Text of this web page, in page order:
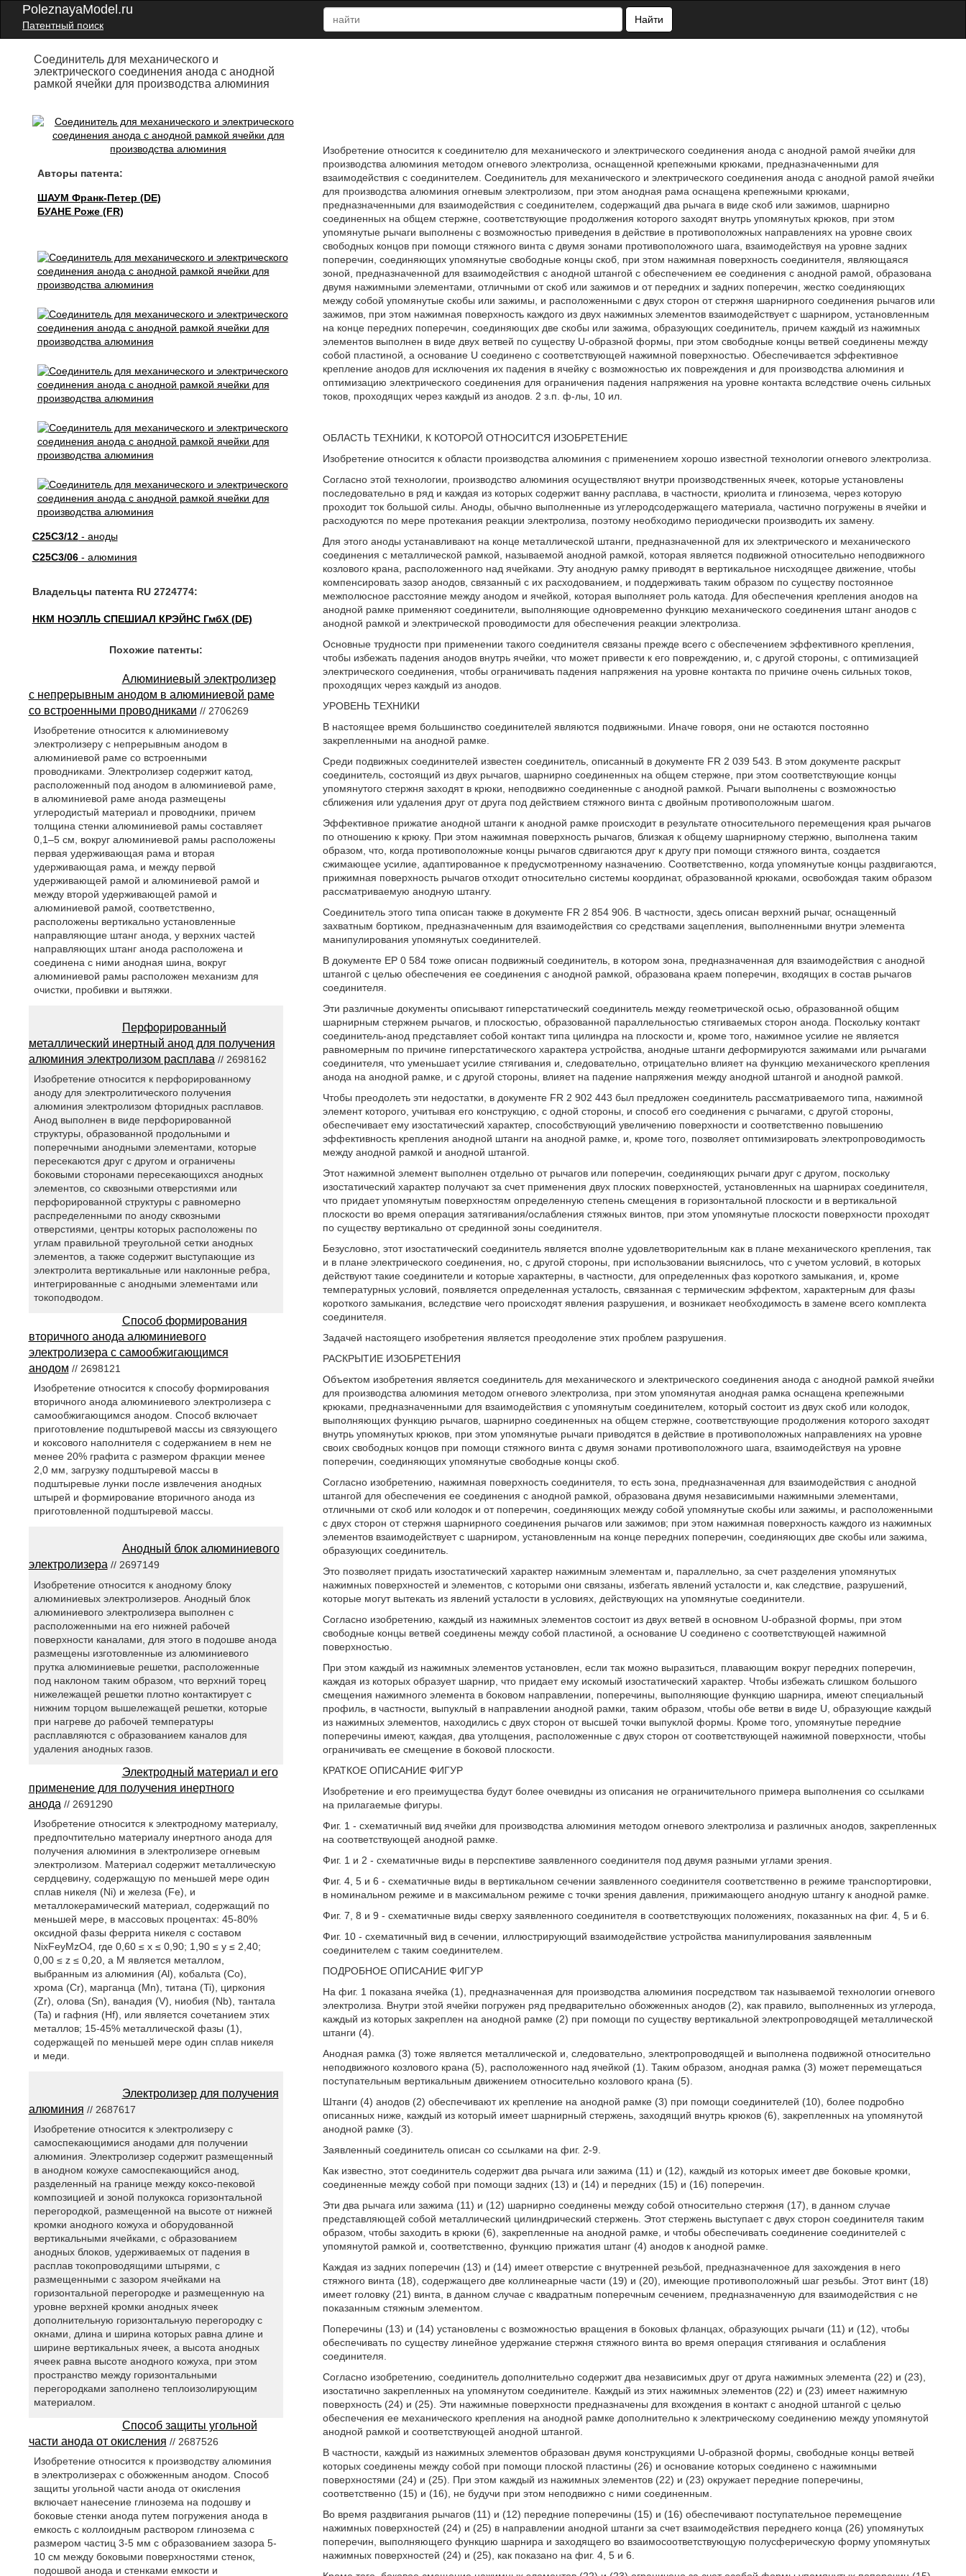
PoleznayaModel.ru
Патентный поиск
Найти
Соединитель для механического и
электрического соединения анода с анодной
рамкой ячейки для производства алюминия
Авторы патента:
ШАУМ Франк-Петер (DE)
БУАНЕ Роже (FR)
C25C3/12- аноды
C25C3/06- алюминия
Владельцы патента RU 2724774:
НКМ НОЭЛЛЬ СПЕШИАЛ КРЭЙНС ГмбХ (DE)
Изобретение относится к соединителю для механического и электрического соединения анода с анодной рамой ячейки для
производства алюминия методом огневого электролиза, оснащенной крепежными крюками, предназначенными для
взаимодействия с соединителем. Соединитель для механического и электрического соединения анода с анодной рамой ячейки
для производства алюминия огневым электролизом, при этом анодная рама оснащена крепежными крюками,
предназначенными для взаимодействия с соединителем, содержащий два рычага в виде скоб или зажимов, шарнирно
соединенных на общем стержне, соответствующие продолжения которого заходят внутрь упомянутых крюков, при этом
упомянутые рычаги выполнены с возможностью приведения в действие в противоположных направлениях на уровне своих
свободных концов при помощи стяжного винта с двумя зонами противоположного шага, взаимодействуя на уровне задних
поперечин, соединяющих упомянутые свободные концы скоб, при этом нажимная поверхность соединителя, являющаяся
зоной, предназначенной для взаимодействия с анодной штангой с обеспечением ее соединения с анодной рамой, образована
двумя нажимными элементами, отличными от скоб или зажимов и от передних и задних поперечин, жестко соединяющих
между собой упомянутые скобы или зажимы, и расположенными с двух сторон от стержня шарнирного соединения рычагов или
зажимов, при этом нажимная поверхность каждого из двух нажимных элементов взаимодействует с шарниром, установленным
на конце передних поперечин, соединяющих две скобы или зажима, образующих соединитель, причем каждый из нажимных
элементов выполнен в виде двух ветвей по существу U-образной формы, при этом свободные концы ветвей соединены между
собой пластиной, а основание U соединено с соответствующей нажимной поверхностью. Обеспечивается эффективное
крепление анодов для исключения их падения в ячейку с возможностью их повреждения и для производства алюминия и
оптимизацию электрического соединения для ограничения падения напряжения на уровне контакта вследствие очень сильных
токов, проходящих через каждый из анодов. 2 з.п. ф-лы, 10 ил.
ОБЛАСТЬ ТЕХНИКИ, К КОТОРОЙ ОТНОСИТСЯ ИЗОБРЕТЕНИЕ
Изобретение относится к области производства алюминия с применением хорошо известной технологии огневого электролиза.
Согласно этой технологии, производство алюминия осуществляют внутри производственных ячеек, которые установлены
последовательно в ряд и каждая из которых содержит ванну расплава, в частности, криолита и глинозема, через которую
проходит ток большой силы. Аноды, обычно выполненные из углеродсодержащего материала, частично погружены в ячейки и
расходуются по мере протекания реакции электролиза, поэтому необходимо периодически производить их замену.
Для этого аноды устанавливают на конце металлической штанги, предназначенной для их электрического и механического
соединения с металлической рамкой, называемой анодной рамкой, которая является подвижной относительно неподвижного
козлового крана, расположенного над ячейками. Эту анодную рамку приводят в вертикальное нисходящее движение, чтобы
компенсировать зазор анодов, связанный с их расходованием, и поддерживать таким образом по существу постоянное
межполюсное расстояние между анодом и ячейкой, которая выполняет роль катода. Для обеспечения крепления анодов на
анодной рамке применяют соединители, выполняющие одновременно функцию механического соединения штанг анодов с
анодной рамкой и электрической проводимости для обеспечения реакции электролиза.
Основные трудности при применении такого соединителя связаны прежде всего с обеспечением эффективного крепления,
чтобы избежать падения анодов внутрь ячейки, что может привести к его повреждению, и, с другой стороны, с оптимизацией
электрического соединения, чтобы ограничивать падения напряжения на уровне контакта по причине очень сильных токов,
проходящих через каждый из анодов.
УРОВЕНЬ ТЕХНИКИ
В настоящее время большинство соединителей являются подвижными. Иначе говоря, они не остаются постоянно
закрепленными на анодной рамке.
Среди подвижных соединителей известен соединитель, описанный в документе FR 2 039 543. В этом документе раскрыт
соединитель, состоящий из двух рычагов, шарнирно соединенных на общем стержне, при этом соответствующие концы
упомянутого стержня заходят в крюки, неподвижно соединенные с анодной рамкой. Рычаги выполнены с возможностью
сближения или удаления друг от друга под действием стяжного винта с двойным противоположным шагом.
Эффективное прижатие анодной штанги к анодной рамке происходит в результате относительного перемещения края рычагов
по отношению к крюку. При этом нажимная поверхность рычагов, близкая к общему шарнирному стержню, выполнена таким
образом, что, когда противоположные концы рычагов сдвигаются друг к другу при помощи стяжного винта, создается
сжимающее усилие, адаптированное к предусмотренному назначению. Соответственно, когда упомянутые концы раздвигаются,
прижимная поверхность рычагов отходит относительно системы координат, образованной крюками, освобождая таким образом
рассматриваемую анодную штангу.
Соединитель этого типа описан также в документе FR 2 854 906. В частности, здесь описан верхний рычаг, оснащенный
захватным бортиком, предназначенным для взаимодействия со средствами зацепления, выполненными внутри элемента
манипулирования упомянутых соединителей.
В документе ЕР 0 584 тоже описан подвижный соединитель, в котором зона, предназначенная для взаимодействия с анодной
штангой с целью обеспечения ее соединения с анодной рамкой, образована краем поперечин, входящих в состав рычагов
соединителя.
Эти различные документы описывают гиперстатический соединитель между геометрической осью, образованной общим
шарнирным стержнем рычагов, и плоскостью, образованной параллельностью стягиваемых сторон анода. Поскольку контакт
соединитель-анод представляет собой контакт типа цилиндра на плоскости и, кроме того, нажимное усилие не является
равномерным по причине гиперстатического характера устройства, анодные штанги деформируются зажимами или рычагами
соединителя, что уменьшает усилие стягивания и, следовательно, отрицательно влияет на функцию механического крепления
анода на анодной рамке, и с другой стороны, влияет на падение напряжения между анодной штангой и анодной рамкой.
Чтобы преодолеть эти недостатки, в документе FR 2 902 443 был предложен соединитель рассматриваемого типа, нажимной
элемент которого, учитывая его конструкцию, с одной стороны, и способ его соединения с рычагами, с другой стороны,
обеспечивает ему изостатический характер, способствующий увеличению поверхности и соответственно повышению
эффективность крепления анодной штанги на анодной рамке, и, кроме того, позволяет оптимизировать электропроводимость
между анодной рамкой и анодной штангой.
Этот нажимной элемент выполнен отдельно от рычагов или поперечин, соединяющих рычаги друг с другом, поскольку
изостатический характер получают за счет применения двух плоских поверхностей, установленных на шарнирах соединителя,
что придает упомянутым поверхностям определенную степень смещения в горизонтальной плоскости и в вертикальной
плоскости во время операция затягивания/ослабления стяжных винтов, при этом упомянутые плоскости поверхности проходят
по существу вертикально от срединной зоны соединителя.
Безусловно, этот изостатический соединитель является вполне удовлетворительным как в плане механического крепления, так
и в плане электрического соединения, но, с другой стороны, при использовании выяснилось, что с учетом условий, в которых
действуют такие соединители и которые характерны, в частности, для определенных фаз короткого замыкания, и, кроме
температурных условий, появляется определенная усталость, связанная с термическим эффектом, характерным для фазы
короткого замыкания, вследствие чего происходят явления разрушения, и возникает необходимость в замене всего комплекта
соединителя.
Задачей настоящего изобретения является преодоление этих проблем разрушения.
РАСКРЫТИЕ ИЗОБРЕТЕНИЯ
Объектом изобретения является соединитель для механического и электрического соединения анода с анодной рамкой ячейки
для производства алюминия методом огневого электролиза, при этом упомянутая анодная рамка оснащена крепежными
крюками, предназначенными для взаимодействия с упомянутым соединителем, который состоит из двух скоб или колодок,
выполняющих функцию рычагов, шарнирно соединенных на общем стержне, соответствующие продолжения которого заходят
внутрь упомянутых крюков, при этом упомянутые рычаги приводятся в действие в противоположных направлениях на уровне
своих свободных концов при помощи стяжного винта с двумя зонами противоположного шага, взаимодействуя на уровне
поперечин, соединяющих упомянутые свободные концы скоб.
Согласно изобретению, нажимная поверхность соединителя, то есть зона, предназначенная для взаимодействия с анодной
штангой для обеспечения ее соединения с анодной рамкой, образована двумя независимыми нажимными элементами,
отличными от скоб или колодок и от поперечин, соединяющих между собой упомянутые скобы или зажимы, и расположенными
с двух сторон от стержня шарнирного соединения рычагов или зажимов; при этом нажимная поверхность каждого из нажимных
элементов взаимодействует с шарниром, установленным на конце передних поперечин, соединяющих две скобы или зажима,
образующих соединитель.
Это позволяет придать изостатический характер нажимным элементам и, параллельно, за счет разделения упомянутых
нажимных поверхностей и элементов, с которыми они связаны, избегать явлений усталости и, как следствие, разрушений,
которые могут вытекать из явлений усталости в условиях, действующих на упомянутые соединители.
Согласно изобретению, каждый из нажимных элементов состоит из двух ветвей в основном U-образной формы, при этом
свободные концы ветвей соединены между собой пластиной, а основание U соединено с соответствующей нажимной
поверхностью.
При этом каждый из нажимных элементов установлен, если так можно выразиться, плавающим вокруг передних поперечин,
каждая из которых образует шарнир, что придает ему искомый изостатический характер. Чтобы избежать слишком большого
смещения нажимного элемента в боковом направлении, поперечины, выполняющие функцию шарнира, имеют специальный
профиль, в частности, выпуклый в направлении анодной рамки, таким образом, чтобы обе ветви в виде U, образующие каждый
из нажимных элементов, находились с двух сторон от высшей точки выпуклой формы. Кроме того, упомянутые передние
поперечины имеют, каждая, два утолщения, расположенные с двух сторон от соответствующей нажимной поверхности, чтобы
ограничивать ее смещение в боковой плоскости.
КРАТКОЕ ОПИСАНИЕ ФИГУР
Изобретение и его преимущества будут более очевидны из описания не ограничительного примера выполнения со ссылками
на прилагаемые фигуры.
Фиг. 1 - схематичный вид ячейки для производства алюминия методом огневого электролиза и различных анодов, закрепленных
на соответствующей анодной рамке.
Фиг. 1 и 2 - схематичные виды в перспективе заявленного соединителя под двумя разными углами зрения.
Фиг. 4, 5 и 6 - схематичные виды в вертикальном сечении заявленного соединителя соответственно в режиме транспортировки,
в номинальном режиме и в максимальном режиме с точки зрения давления, прижимающего анодную штангу к анодной рамке.
Фиг. 7, 8 и 9 - схематичные виды сверху заявленного соединителя в соответствующих положениях, показанных на фиг. 4, 5 и 6.
Фиг. 10 - схематичный вид в сечении, иллюстрирующий взаимодействие устройства манипулирования заявленным
соединителем с таким соединителем.
ПОДРОБНОЕ ОПИСАНИЕ ФИГУР
На фиг. 1 показана ячейка (1), предназначенная для производства алюминия посредством так называемой технологии огневого
электролиза. Внутри этой ячейки погружен ряд предварительно обожженных анодов (2), как правило, выполненных из углерода,
каждый из которых закреплен на анодной рамке (2) при помощи по существу вертикальной электропроводящей металлической
штанги (4).
Анодная рамка (3) тоже является металлической и, следовательно, электропроводящей и выполнена подвижной относительно
неподвижного козлового крана (5), расположенного над ячейкой (1). Таким образом, анодная рамка (3) может перемещаться
поступательным вертикальным движением относительно козлового крана (5).
Штанги (4) анодов (2) обеспечивают их крепление на анодной рамке (3) при помощи соединителей (10), более подробно
описанных ниже, каждый из который имеет шарнирный стержень, заходящий внутрь крюков (6), закрепленных на упомянутой
анодной рамке (3).
Заявленный соединитель описан со ссылками на фиг. 2-9.
Как известно, этот соединитель содержит два рычага или зажима (11) и (12), каждый из которых имеет две боковые кромки,
соединенные между собой при помощи задних (13) и (14) и передних (15) и (16) поперечин.
Эти два рычага или зажима (11) и (12) шарнирно соединены между собой относительно стержня (17), в данном случае
представляющей собой металлический цилиндрический стержень. Этот стержень выступает с двух сторон соединителя таким
образом, чтобы заходить в крюки (6), закрепленные на анодной рамке, и чтобы обеспечивать соединение соединителей с
упомянутой рамкой и, соответственно, функцию прижатия штанг (4) анодов к анодной рамке.
Каждая из задних поперечин (13) и (14) имеет отверстие с внутренней резьбой, предназначенное для захождения в него
стяжного винта (18), содержащего две коллинеарные части (19) и (20), имеющие противоположный шаг резьбы. Этот винт (18)
имеет головку (21) винта, в данном случае с квадратным поперечным сечением, предназначенную для взаимодействия с не
показанным стяжным элементом.
Поперечины (13) и (14) установлены с возможностью вращения в боковых фланцах, образующих рычаги (11) и (12), чтобы
обеспечивать по существу линейное удержание стержня стяжного винта во время операция стягивания и ослабления
соединителя.
Согласно изобретению, соединитель дополнительно содержит два независимых друг от друга нажимных элемента (22) и (23),
изостатично закрепленных на упомянутом соединителе. Каждый из этих нажимных элементов (22) и (23) имеет нажимную
поверхность (24) и (25). Эти нажимные поверхности предназначены для вхождения в контакт с анодной штангой с целью
обеспечения ее механического крепления на анодной рамке дополнительно к электрическому соединению между упомянутой
анодной рамкой и соответствующей анодной штангой.
В частности, каждый из нажимных элементов образован двумя конструкциями U-образной формы, свободные концы ветвей
которых соединены между собой при помощи плоской пластины (26) и основание которых соединено с нажимными
поверхностями (24) и (25). При этом каждый из нажимных элементов (22) и (23) окружает передние поперечины,
соответственно (15) и (16), не будучи при этом неподвижно с ними соединенным.
Во время раздвигания рычагов (11) и (12) передние поперечины (15) и (16) обеспечивают поступательное перемещение
нажимных поверхностей (24) и (25) в направлении анодной штанги за счет взаимодействия переднего конца (26) упомянутых
поперечин, выполняющего функцию шарнира и заходящего во взаимосоответствующую полусферическую форму упомянутых
нажимных поверхностей (24) и (25), как показано на фиг. 4, 5 и 6.
Похожие патенты:
Алюминиевый электролизер
с непрерывным анодом в алюминиевой раме
со встроенными проводниками // 2706269
Изобретение относится к алюминиевому
электролизеру с непрерывным анодом в
алюминиевой раме со встроенными
проводниками. Электролизер содержит катод,
расположенный под анодом в алюминиевой раме,
в алюминиевой раме анода размещены
углеродистый материал и проводники, причем
толщина стенки алюминиевой рамы составляет
0,1–5 см, вокруг алюминиевой рамы расположены
первая удерживающая рама и вторая
удерживающая рама, и между первой
удерживающей рамой и алюминиевой рамой и
между второй удерживающей рамой и
алюминиевой рамой, соответственно,
расположены вертикально установленные
направляющие штанг анода, у верхних частей
направляющих штанг анода расположена и
соединена с ними анодная шина, вокруг
алюминиевой рамы расположен механизм для
очистки, пробивки и вытяжки.
Перфорированный
металлический инертный анод для получения
алюминия электролизом расплава // 2698162
Изобретение относится к перфорированному
аноду для электролитического получения
алюминия электролизом фторидных расплавов.
Анод выполнен в виде перфорированной
структуры, образованной продольными и
поперечными анодными элементами, которые
пересекаются друг с другом и ограничены
боковыми сторонами пересекающихся анодных
элементов, со сквозными отверстиями или
перфорированной структуры с равномерно
распределенными по аноду сквозными
отверстиями, центры которых расположены по
углам правильной треугольной сетки анодных
элементов, а также содержит выступающие из
электролита вертикальные или наклонные ребра,
интегрированные с анодными элементами или
токоподводом.
Способ формирования
вторичного анода алюминиевого
электролизера с самообжигающимся
анодом // 2698121
Изобретение относится к способу формирования
вторичного анода алюминиевого электролизера с
самообжигающимся анодом. Способ включает
приготовление подштыревой массы из связующего
и коксового наполнителя с содержанием в нем не
менее 20% графита с размером фракции менее
2,0 мм, загрузку подштыревой массы в
подштыревые лунки после извлечения анодных
штырей и формирование вторичного анода из
приготовленной подштыревой массы.
Анодный блок алюминиевого
электролизера// 2697149
Изобретение относится к анодному блоку
алюминиевых электролизеров. Анодный блок
алюминиевого электролизера выполнен с
расположенными на его нижней рабочей
поверхности каналами, для этого в подошве анода
размещены изготовленные из алюминиевого
прутка алюминиевые решетки, расположенные
под наклоном таким образом, что верхний торец
нижележащей решетки плотно контактирует с
нижним торцом вышележащей решетки, которые
при нагреве до рабочей температуры
расплавляются с образованием каналов для
удаления анодных газов.
Электродный материал и его
применение для получения инертного
анода // 2691290
Изобретение относится к электродному материалу,
предпочтительно материалу инертного анода для
получения алюминия в электролизере огневым
электролизом. Материал содержит металлическую
сердцевину, содержащую по меньшей мере один
сплав никеля (Ni) и железа (Fe), и
металлокерамический материал, содержащий по
меньшей мере, в массовых процентах: 45-80%
оксидной фазы феррита никеля с составом
NixFeyMzO4, где 0,60 ≤ x ≤ 0,90; 1,90 ≤ y ≤ 2,40;
0,00 ≤ z ≤ 0,20, а M является металлом,
выбранным из алюминия (Al), кобальта (Co),
хрома (Cr), марганца (Mn), титана (Ti), циркония
(Zr), олова (Sn), ванадия (V), ниобия (Nb), тантала
(Ta) и гафния (Hf), или является сочетанием этих
металлов; 15-45% металлической фазы (1),
содержащей по меньшей мере один сплав никеля
и меди.
Электролизер для получения
алюминия // 2687617
Изобретение относится к электролизеру с
самоспекающимися анодами для получении
алюминия. Электролизер содержит размещенный
в анодном кожухе самоспекающийся анод,
разделенный на границе между коксо-пековой
композицией и зоной полукокса горизонтальной
перегородкой, размещенной на высоте от нижней
кромки анодного кожуха и оборудованной
вертикальными ячейками, с образованием
анодных блоков, удерживаемых от падения в
расплав токопроводящими штырями, с
размещенными с зазором ячейками на
горизонтальной перегородке и размещенную на
уровне верхней кромки анодных ячеек
дополнительную горизонтальную перегородку с
окнами, длина и ширина которых равна длине и
ширине вертикальных ячеек, а высота анодных
ячеек равна высоте анодного кожуха, при этом
пространство между горизонтальными
перегородками заполнено теплоизолирующим
материалом.
Способ защиты угольной
части анода от окисления // 2687526
Изобретение относится к производству алюминия
в электролизерах с обожженным анодом. Способ
защиты угольной части анода от окисления
включает нанесение глинозема на подошву и
боковые стенки анода путем погружения анода в
емкость с коллоидным раствором глинозема с
размером частиц 3-5 мм с образованием зазора 5-
10 см между боковыми поверхностями стенок,
подошвой анода и стенками емкости и